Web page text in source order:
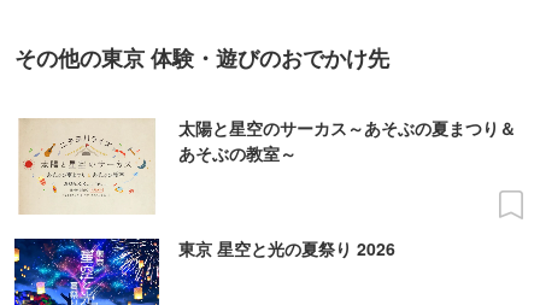
その他の東京 体験・遊びのおでかけ先
太陽と星空のサーカス～あそぶの夏まつり＆
あそぶの教室～
東京 星空と光の夏祭り 2026